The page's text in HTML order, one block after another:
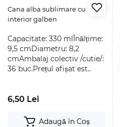
Cana alba sublimare cu
interior galben
Capacitate: 330 mlÎnălțime:
9,5 cmDiametru: 8,2
cmAmbalaj colectiv /cutie/:
36 buc.Prețul afișat est..
6,50 Lei
Adaugă în Coș